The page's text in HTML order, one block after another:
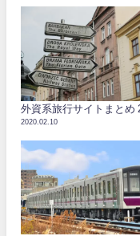
外資系旅行サイトまとめ
2020.02.10